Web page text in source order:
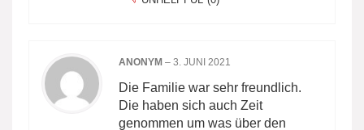
ANONYM – 3. JUNI 2021
Die Familie war sehr freundlich.
Die haben sich auch Zeit
genommen um was über den